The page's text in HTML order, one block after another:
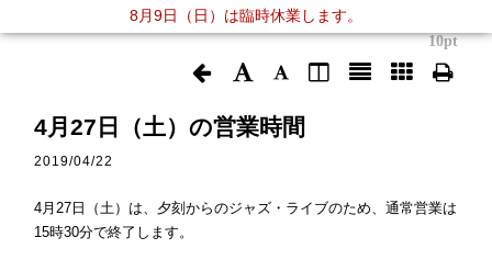
10pt
4月27日（土）の営業時間
2019/04/22
4月27日（土）は、夕刻からのジャズ・ライブのため、通常営業は
15時30分で終了します。
8月9日（日）は臨時休業します。